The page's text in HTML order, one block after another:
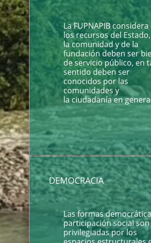
La FUPNAPIB
los recursos del
la comunidad y de la
fundación deben ser
de servicio público, en
sentido deben ser
conocidos por las
comunidades y
la ciudadanía en
DEMOCRACIA
Las formas
participación social son
privilegiadas por los